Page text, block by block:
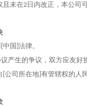
且未在2 日内改正，本公司
中国 法律。
产生的争议，双方应友好
公司所在地 有管辖权的人